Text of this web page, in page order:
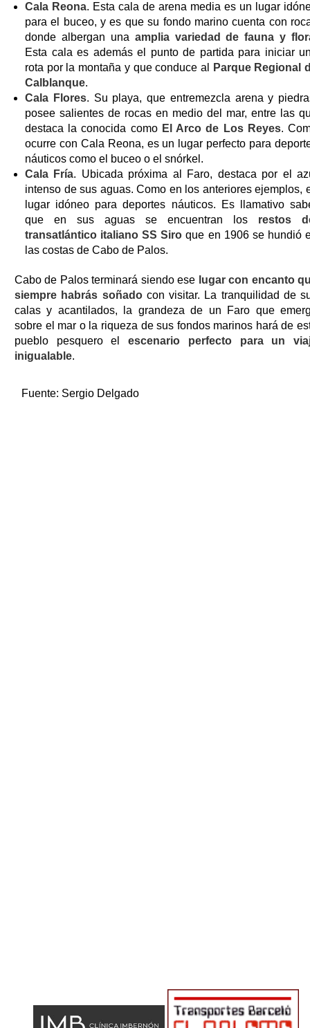
Cala Reona. Esta cala de arena media es un lugar
para el buceo, y es que su fondo marino cuenta con
donde albergan una amplia variedad de fauna y
Esta cala es además el punto de partida para iniciar
rota por la montaña y que conduce al
Parque Regional
Calblanque.
Cala Flores. Su playa, que entremezcla arena y
posee salientes de rocas en medio del mar, entre las
destaca la conocida como El Arco de Los Reyes.
ocurre con Cala Reona, es un lugar perfecto para
náuticos como el buceo o el snórkel.
Cala Fría. Ubicada próxima al Faro, destaca por el
intenso de sus aguas. Como en los anteriores ejemplos,
lugar idóneo para deportes náuticos. Es llamativo
que en sus aguas se encuentran los restos
transatlántico italiano SS Siro que en 1906 se hundió
las costas de Cabo de Palos.
Cabo de Palos terminará siendo ese lugar con encanto
siempre habrás soñadocon visitar. La tranquilidad de
calas y acantilados, la grandeza de un Faro que
sobre el mar o la riqueza de sus fondos marinos hará de
pueblo pesquero elescenario perfecto para un
inigualable.
Fuente: Sergio Delgado